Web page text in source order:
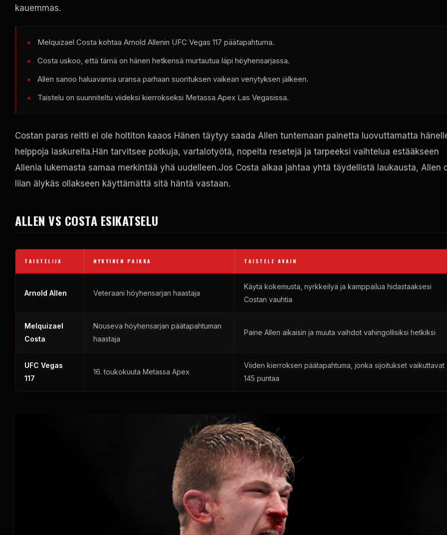
kauemmas.
Melquizael Costa kohtaa Arnold Allenin UFC Vegas 117 päätapahtuma.
Costa uskoo, että tämä on hänen hetkensä murtautua läpi höyhensarjassa.
Allen sanoo haluavansa uransa parhaan suorituksen vaikean venytyksen jälkeen.
Taistelu on suunniteltu viideksi kierrokseksi Metassa Apex Las Vegasissa.
Costan paras reitti ei ole holtiton kaaos Hänen täytyy saada Allen tuntemaan painetta luovuttamatta
helppoja laskureita.Hän tarvitsee potkuja, vartalotyötä, nopeita resetejä ja tarpeeksi vaihtelua estääkseen
Allenia lukemasta samaa merkintää yhä uudelleen.Jos Costa alkaa jahtaa yhtä täydellistä laukausta, Allen
liian älykäs ollakseen käyttämättä sitä häntä vastaan.
ALLEN VS COSTA ESIKATSELU
TAISTELIJA NYKYINEN PAIKKA TAISTELE AVAIN
Arnold Allen Veteraani höyhensarjan haastaja
Käytä kokemusta, nyrkkeilyä ja kamppailua hidastaaksesi
Costan vauhtia
Melquizael
Costa
Nouseva höyhensarjan päätapahtuman
haastaja
Paine Allen aikaisin ja muuta vaihdot vahingollisiksi hetkiksi
UFC Vegas
117
16. toukokuuta Metassa Apex
Viiden kierroksen päätapahtuma, jonka sijoitukset vaikuttavat
145 puntaa